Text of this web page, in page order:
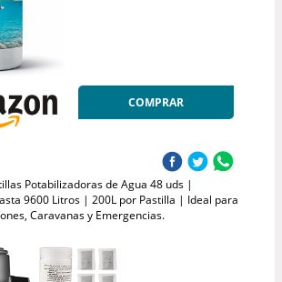
COMPRAR
Potabilizadoras de Agua 48 uds |
9600 Litros | 200L por Pastilla | Ideal para
Caravanas y Emergencias.